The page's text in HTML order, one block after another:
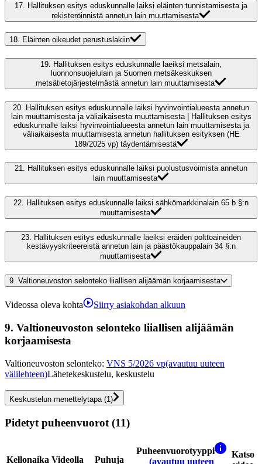
17. Hallituksen esitys eduskunnalle laiksi eläinten tunnistamisesta ja
rekisteröinnistä annetun lain muuttamisesta
18. Eläinten oikeudet perustuslakiin
19.
Hallituksen esitys eduskunnalle laeiksi metsälain,
luonnonsuojelulain ja Suomen metsäkeskuksen
metsätietojärjestelmästä annetun lain muuttamisesta
20. Hallituksen esitys eduskunnalle laiksi hyvinvointialueesta annetun
lain muuttamisesta ja väliaikaisesta muuttamisesta | Hallituksen esitys
eduskunnalle laiksi hyvinvointialueesta annetun lain muuttamisesta ja
väliaikaisesta muuttamisesta annetun hallituksen esityksen (HE
189/2025 vp) täydentämisestä
21. Hallituksen esitys eduskunnalle laiksi puolustusvoimista annetun
lain muuttamisesta
22. Hallituksen esitys eduskunnalle laiksi sähkömarkkinalain 65 b §:n
muuttamisesta
23.
Hallituksen esitys eduskunnalle laeiksi eräiden polttoaineiden
kestävyyskriteereistä annetun lain ja päästökauppalain 34 §:n
muuttamisesta
9. Valtioneuvoston selonteko liiallisen alijäämän korjaamisesta
Videossa oleva kohta Siirry asiakohdan alkuun
9. Valtioneuvoston selonteko liiallisen alijäämän
korjaamisesta
Valtioneuvoston selonteko: VNS 5/2026 vp(avautuu uuteen
välilehteen)Lähetekeskustelu, keskustelu
Keskustelun menettelytapa(1)
Pidetyt puheenvuorot (11)
Kellonaika Videolla Puhuja
Puheenvuorotyyppi
(avautuu uuteen
Katso